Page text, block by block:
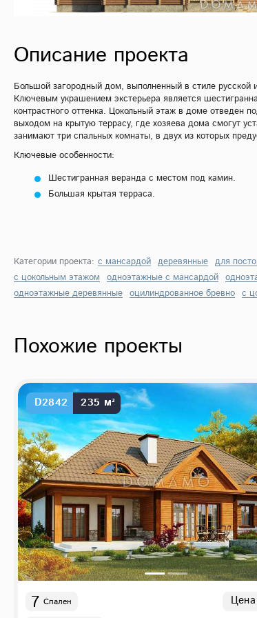
Описание проекта
Большой загородный дом, выполненный в стиле
Ключевым украшением экстерьера является
контрастного оттенка. Цокольный этаж в доме отведен
выходом на крытую террасу, где хозяева дома смогут
занимают три спальных комнаты, в двух из которых
Ключевые особенности:
Шестигранная веранда с местом под камин.
Большая крытая терраса.
Категории проекта: с мансардой деревянные для
с цокольным этажом одноэтажные с мансардой
одноэтажные деревянные оцилиндрованное бревно с
Похожие проекты
D2842 235 м²
7 Спален